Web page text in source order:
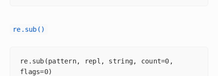
re.sub()
re.sub(pattern, repl, string, count=0,
flags=0)